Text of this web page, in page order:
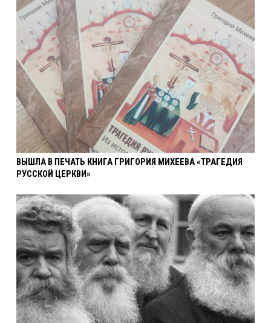
ВЫШЛА В ПЕЧАТЬ КНИГА ГРИГОРИЯ МИХЕЕВА «ТРАГЕДИЯ
РУССКОЙ ЦЕРКВИ»